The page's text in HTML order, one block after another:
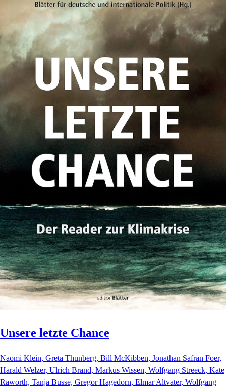
Unsere letzte Chance
Naomi Klein, Greta Thunberg, Bill McKibben, Jonathan Safran Foer,
Harald Welzer, Ulrich Brand, Markus Wissen, Wolfgang Streeck, Kate
Raworth, Tanja Busse, Gregor Hagedorn, Elmar Altvater, Wolfgang